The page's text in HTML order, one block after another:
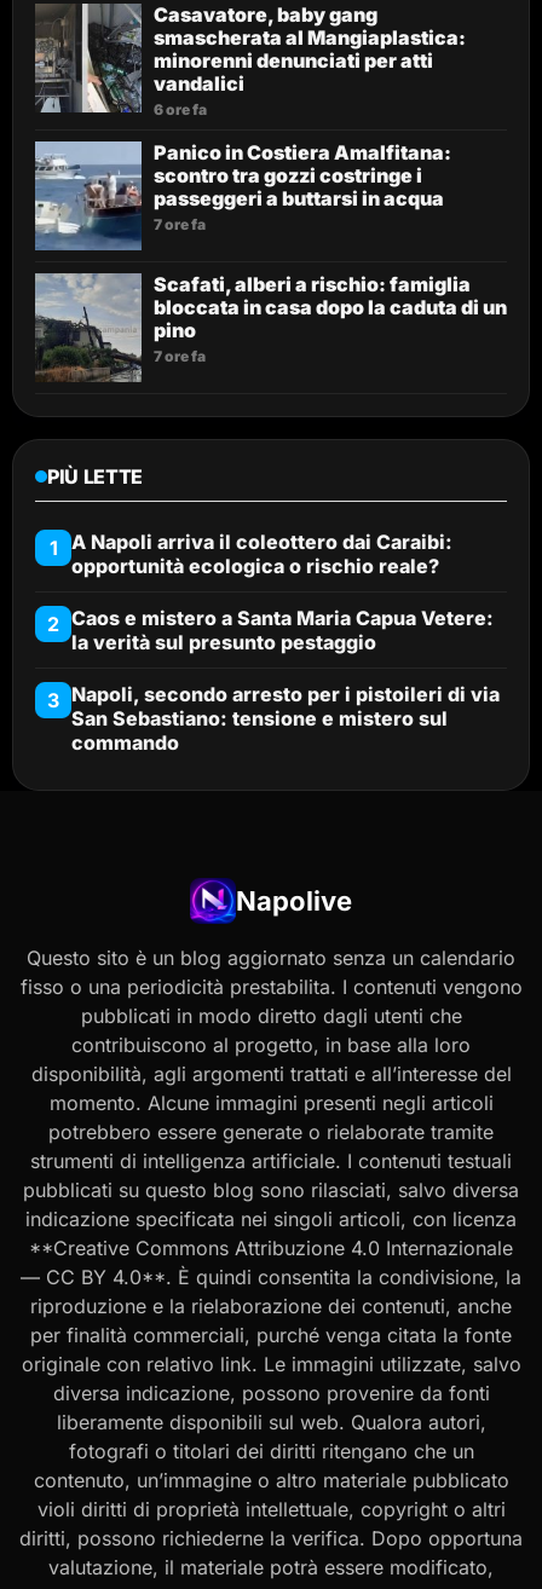
Casavatore, baby gang
smascherata al Mangiaplastica:
minorenni denunciati per atti
vandalici
6 ore fa
Panico in Costiera Amalfitana:
scontro tra gozzi costringe i
passeggeri a buttarsi in acqua
7 ore fa
Scafati, alberi a rischio: famiglia
bloccata in casa dopo la caduta di un
pino
7 ore fa
PIÙ LETTE
1 A Napoli arriva il coleottero dai Caraibi:
opportunità ecologica o rischio reale?
2 Caos e mistero a Santa Maria Capua Vetere:
la verità sul presunto pestaggio
3 Napoli, secondo arresto per i pistoileri di via
San Sebastiano: tensione e mistero sul
commando
Napolive
Questo sito è un blog aggiornato senza un calendario
fisso o una periodicità prestabilita. I contenuti vengono
pubblicati in modo diretto dagli utenti che
contribuiscono al progetto, in base alla loro
disponibilità, agli argomenti trattati e all’interesse del
momento. Alcune immagini presenti negli articoli
potrebbero essere generate o rielaborate tramite
strumenti di intelligenza artificiale. I contenuti testuali
pubblicati su questo blog sono rilasciati, salvo diversa
indicazione specificata nei singoli articoli, con licenza
**Creative Commons Attribuzione 4.0 Internazionale
— CC BY 4.0**. È quindi consentita la condivisione, la
riproduzione e la rielaborazione dei contenuti, anche
per finalità commerciali, purché venga citata la fonte
originale con relativo link. Le immagini utilizzate, salvo
diversa indicazione, possono provenire da fonti
liberamente disponibili sul web. Qualora autori,
fotografi o titolari dei diritti ritengano che un
contenuto, un’immagine o altro materiale pubblicato
violi diritti di proprietà intellettuale, copyright o altri
diritti, possono richiederne la verifica. Dopo opportuna
valutazione, il materiale potrà essere modificato,